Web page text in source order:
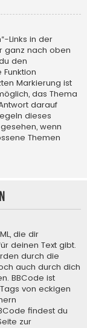
Links in der
ganz nach oben
den
Markierung ist
das Thema
darauf
dieses
wenn
Themen
die dir
deinen Text gibt.
durch die
auch durch dich
BBCode ist
von eckigen
findest du
zur